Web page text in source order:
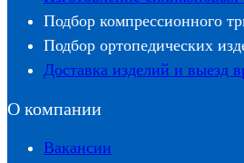
Подбор компрессионного
Подбор ортопедических
Доставка изделий и выезд
О компании
Вакансии